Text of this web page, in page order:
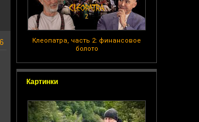
Клеопатра, часть 2: финансовое
болото
Картинки